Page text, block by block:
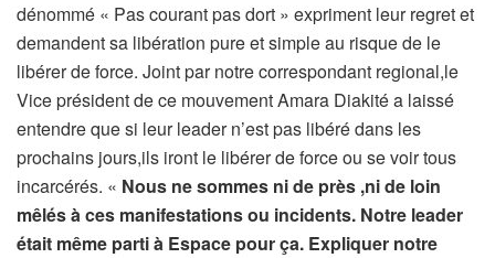
dénommé « Pas courant pas dort » expriment leur regret et
demandent sa libération pure et simple au risque de le
libérer de force. Joint par notre correspondant regional,le
Vice président de ce mouvement Amara Diakité a laissé
entendre que si leur leader n’est pas libéré dans les
prochains jours,ils iront le libérer de force ou se voir tous
incarcérés. « Nous ne sommes ni de près ,ni de loin
mêlés à ces manifestations ou incidents. Notre leader
était même parti à Espace pour ça. Expliquer notre